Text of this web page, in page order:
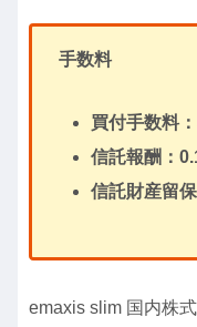
手数料
買付手数料
信託報酬：
信託財産留
emaxis slim 国内株